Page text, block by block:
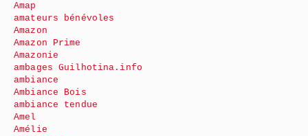
Amap
amateurs bénévoles
Amazon
Amazon Prime
Amazonie
ambages Guilhotina.info
ambiance
Ambiance Bois
ambiance tendue
Amel
Amélie